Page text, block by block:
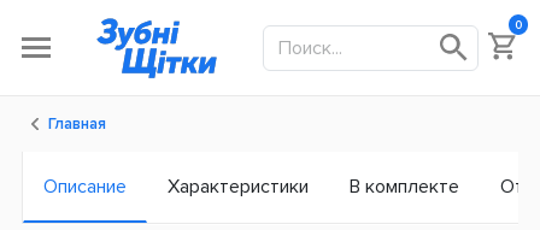
0
Главная
Описание Характеристики В комплекте